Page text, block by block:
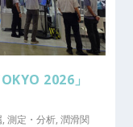
2026」
,測定・分析,潤滑関